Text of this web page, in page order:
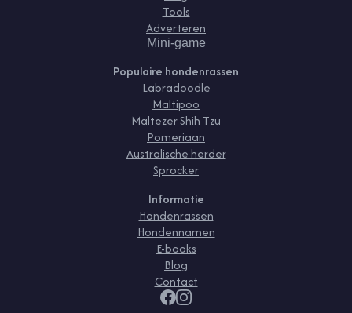
Tools
Adverteren
Mini-game
Populaire hondenrassen
Labradoodle
Maltipoo
Maltezer Shih Tzu
Pomeriaan
Australische herder
Sprocker
Informatie
Hondenrassen
Hondennamen
E-books
Blog
Contact